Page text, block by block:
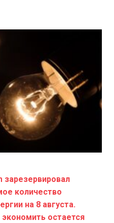
зарезервировал
количество
на 8 августа.
остается